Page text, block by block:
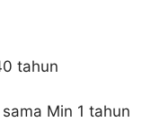
tahun
Min 1 tahun